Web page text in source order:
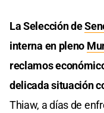
La Selección de
interna en pleno
reclamos
delicada situación
Thiaw, a días de